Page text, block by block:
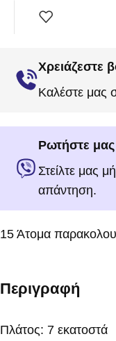
Χρειάζεστε
Καλέστε μας
Ρωτήστε
Στείλτε μας
απάντηση.
15 Άτομα
Περιγραφή
Πλάτος: 7 εκατοστά